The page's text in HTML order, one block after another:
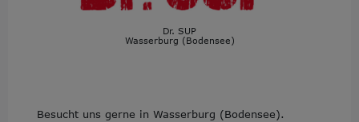
Dr. SUP
Wasserburg (Bodensee)
Besucht uns gerne in Wasserburg (Bodensee).